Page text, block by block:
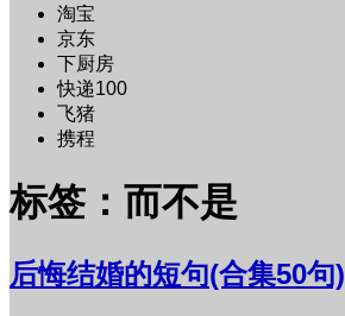
淘宝
京东
下厨房
快递100
飞猪
携程
标签：而不是
后悔结婚的短句(合集50句)